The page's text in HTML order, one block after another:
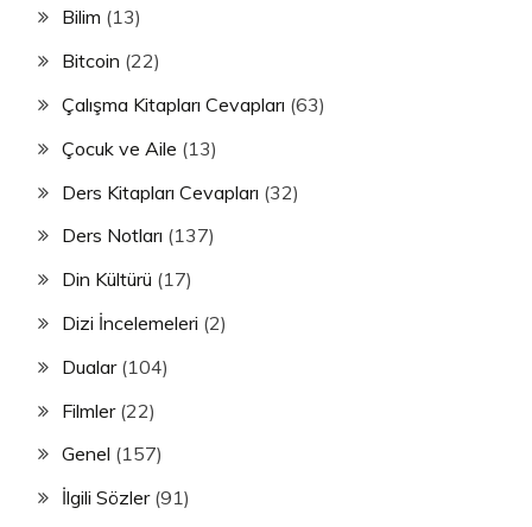
Bilim (13)
Bitcoin (22)
Çalışma Kitapları Cevapları (63)
Çocuk ve Aile (13)
Ders Kitapları Cevapları (32)
Ders Notları (137)
Din Kültürü (17)
Dizi İncelemeleri (2)
Dualar(104)
Filmler(22)
Genel (157)
İlgili Sözler(91)